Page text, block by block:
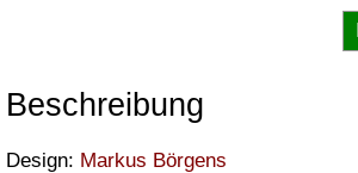
Beschreibung
Design: Markus Börgens